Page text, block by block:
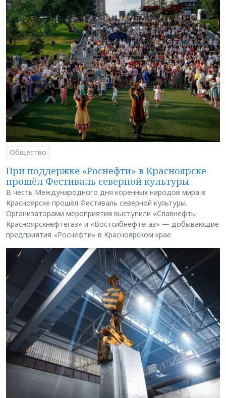
Общество
При поддержке «Роснефти» в Красноярске
прошёл Фестиваль северной культуры
В честь Международного дня коренных народов мира в
Красноярске прошёл Фестиваль северной культуры.
Организаторами мероприятия выступили «Славнефть-
Красноярскнефтегаз» и «Востсибнефтегаз» — добывающие
предприятия «Роснефти» в Красноярском крае